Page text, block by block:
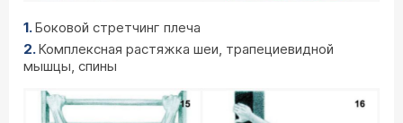
Боковой стретчинг плеча
Комплексная растяжка шеи, трапециевидной
мышцы, спины